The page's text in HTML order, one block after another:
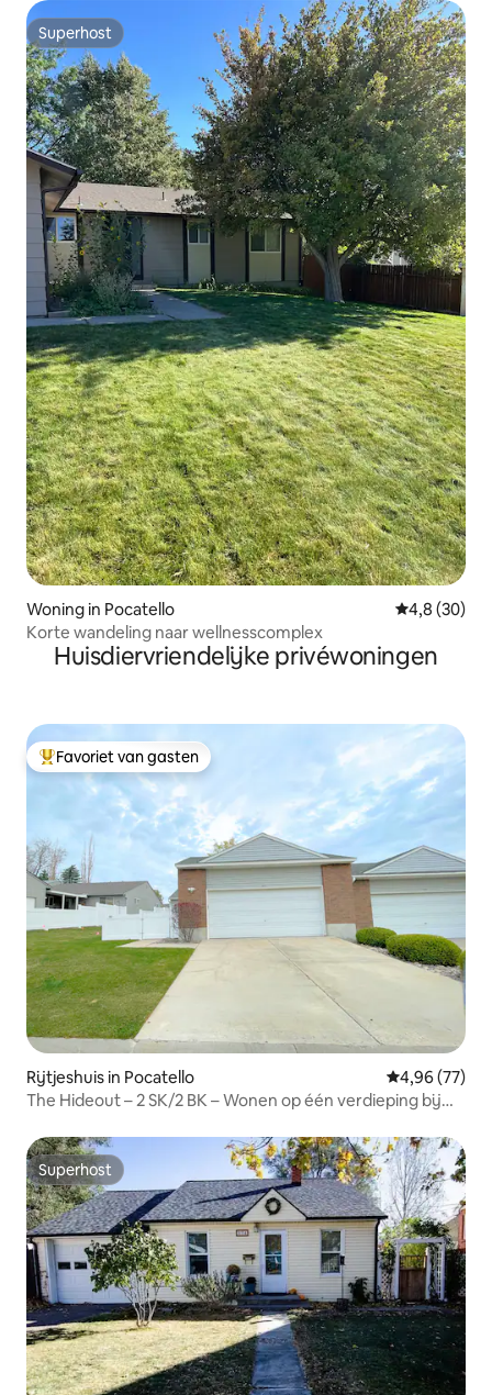
Superhost
Superhost
Woning in Pocatello Gemiddelde
4,8 (30)
Korte wandeling naar wellnesscomplex
Huisdiervriendelijke privéwoningen
Topfavoriet van gasten
Favoriet van gasten
Rijtjeshuis in Pocatello Gemiddelde
4,96 (77)
The Hideout – 2 SK/2 BK – Wonen op één verdieping bij
Superhost
Superhost